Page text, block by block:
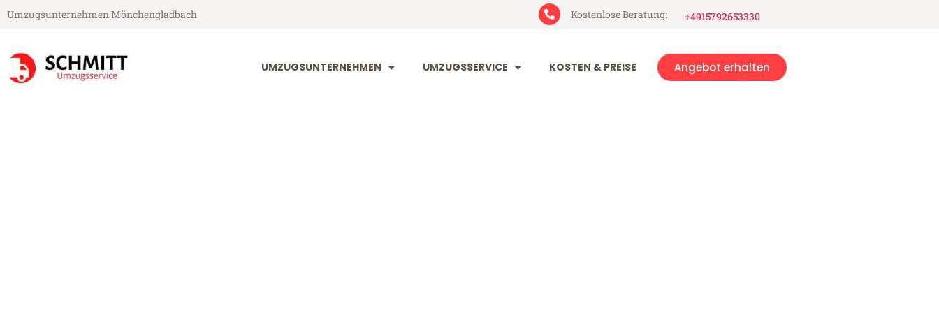
Umzugsunternehmen Mönchengladbach Kostenlose Beratung: +4915792653330
UMZUGSUNTERNEHMEN UMZUGSSERVICE KOSTEN & PREISE Angebot erhalten